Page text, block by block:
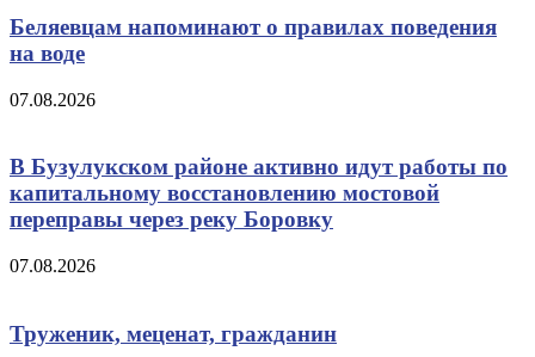
Беляевцам напоминают о правилах поведения
на воде
07.08.2026
В Бузулукском районе активно идут работы по
капитальному восстановлению мостовой
переправы через реку Боровку
07.08.2026
Труженик, меценат, гражданин